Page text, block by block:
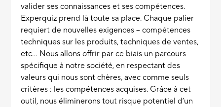
valider ses connaissances et ses compétences.
Experquiz prend là toute sa place. Chaque palier
requiert de nouvelles exigences – compétences
techniques sur les produits, techniques de ventes,
etc… Nous allons offrir par ce biais un parcours
spécifique à notre société, en respectant des
valeurs qui nous sont chères, avec comme seuls
critères : les compétences acquises. Grâce à cet
outil, nous éliminerons tout risque potentiel d’un